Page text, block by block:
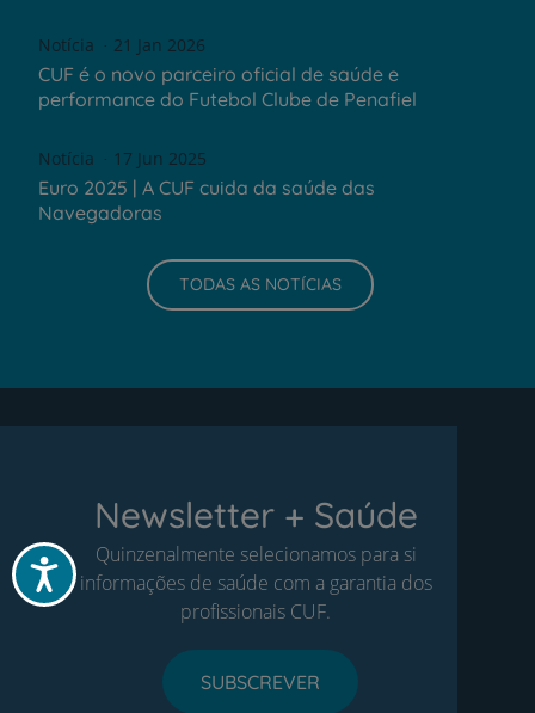
Acessibilidade
Notícia 21 Jan 2026
CUF é o novo parceiro oficial de saúde e
performance do Futebol Clube de Penafiel
Notícia 17 Jun 2025
Euro 2025 | A CUF cuida da saúde das
Navegadoras
TODAS AS NOTÍCIAS
Newsletter + Saúde
Quinzenalmente selecionamos para si
informações de saúde com a garantia dos
profissionais CUF.
SUBSCREVER